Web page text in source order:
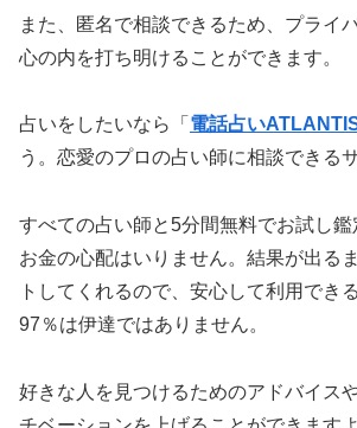
また、匿名で相談できるため、プライ
心の内を打ち明けることができます。
占いをしたいなら「 電話占い
う。恋愛のプロの占い師に相談できる
すべての占い師と5分間無料でお試し鑑
お金の心配はいりません。結果が出る
トしてくれるので、安心して利用でき
97％は伊達ではありません。
好きな人を見つけるためのアドバイス